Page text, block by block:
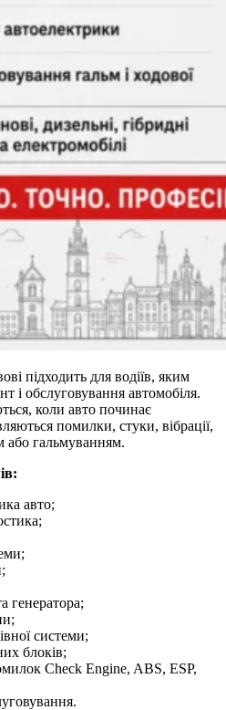
підходить для водіїв, яким
і обслуговування автомобіля.
коли авто починає
помилки, стуки, вібрації,
або гальмуванням.
авто;
генератора;
системи;
блоків;
Check Engine, ABS, ESP,